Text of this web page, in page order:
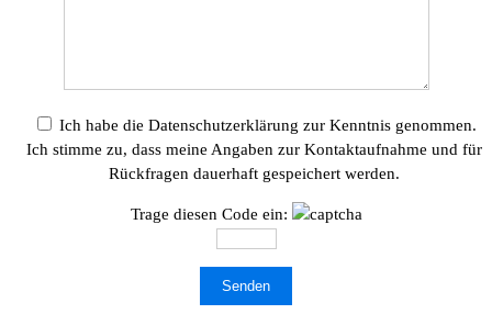
Ich habe die Datenschutzerklärung zur Kenntnis genommen.
Ich stimme zu, dass meine Angaben zur Kontaktaufnahme und für
Rückfragen dauerhaft gespeichert werden.
Trage diesen Code ein: